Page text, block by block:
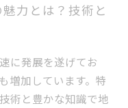
力とは？技術と
に発展を遂げてお
増加しています。特
術と豊かな知識で地